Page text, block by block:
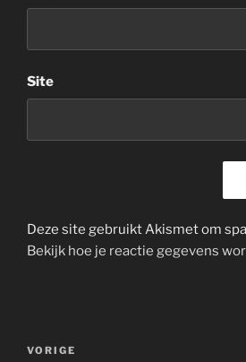
Site
Deze site gebruikt Akismet om
Bekijk hoe je reactie gegevens
Bericht
Vorig
VORIGE